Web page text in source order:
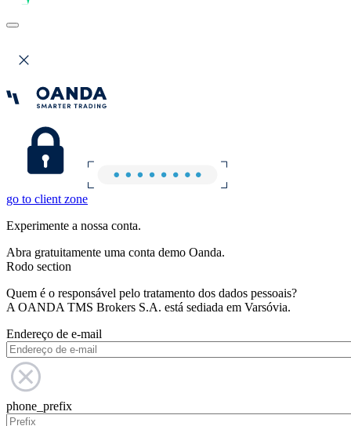
go to client zone
Experimente a nossa conta.
Abra gratuitamente uma conta demo Oanda.
Rodo section
Quem é o responsável pelo tratamento dos dados pessoais?
A OANDA TMS Brokers S.A. está sediada em Varsóvia.
Endereço de e-mail
phone_prefix